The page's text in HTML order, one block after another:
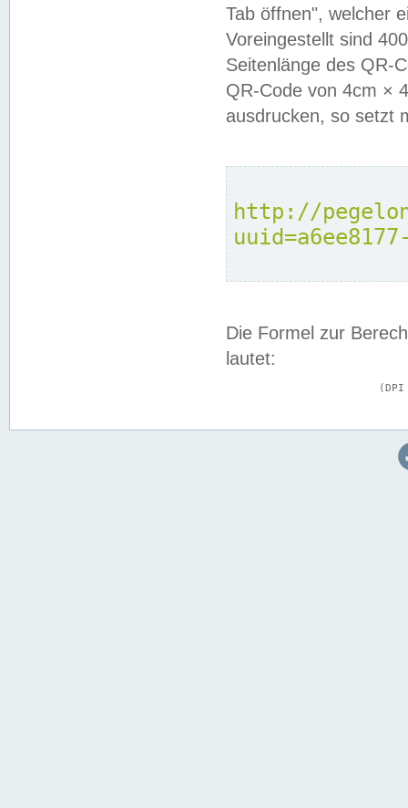
Tab öffnen", welcher
Voreingestellt sind
Seitenlänge des QR-
QR-Code von 4cm ×
ausdrucken, so setzt
http://
Die Formel zur
lautet: